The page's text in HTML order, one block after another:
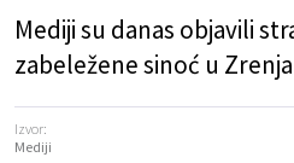
Mediji su danas objavili
zabeležene sinoć u
Izvor:
Mediji